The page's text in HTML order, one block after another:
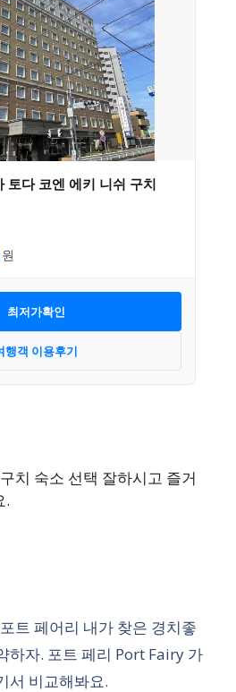
토다 코엔 에키 니쉬 구치
최저가확인
행객 이용후기
치 숙소 선택 잘하시고 즐거
.
트 페어리 내가 찾은 경치좋
하자. 포트 페리 Port Fairy 가
서 비교해봐요.